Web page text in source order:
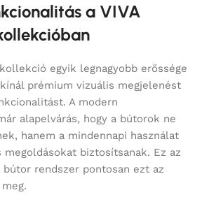
a VIVA
kollekció egyik legnagyobb erőssége
prémium vizuális megjelenést
A modern
alapelvárás, hogy a bútorok ne
hanem a mindennapi használat
biztosítsanak. Ez az
rendszer pontosan ezt az